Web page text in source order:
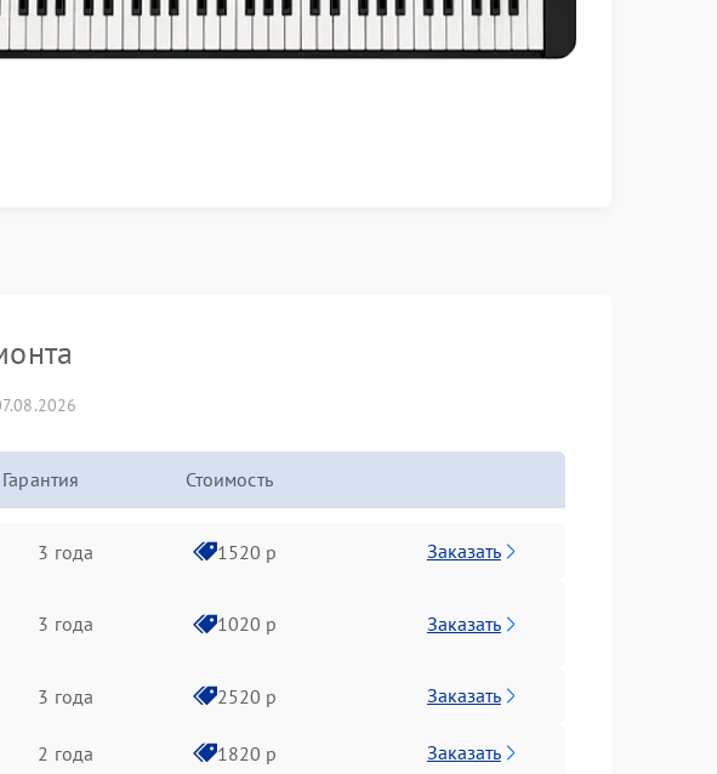
Гарантия Стоимость
3 года 1520 р Заказать
3 года 1020 р Заказать
3 года 2520 р Заказать
2 года 1820 р Заказать